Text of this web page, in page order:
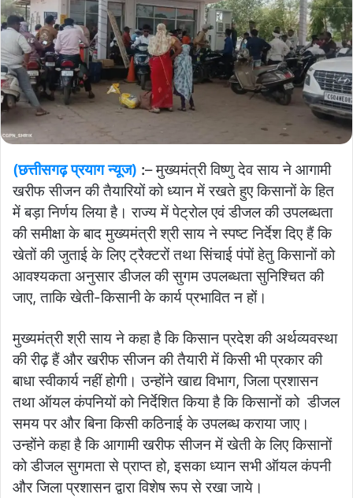
(छत्तीसगढ़ प्रयाग न्यूज) :– मुख्यमंत्री विष्णु देव साय ने आगामी
खरीफ सीजन की तैयारियों को ध्यान में रखते हुए किसानों के हित
में बड़ा निर्णय लिया है। राज्य में पेट्रोल एवं डीजल की उपलब्धता
की समीक्षा के बाद मुख्यमंत्री श्री साय ने स्पष्ट निर्देश दिए हैं कि
खेतों की जुताई के लिए ट्रैक्टरों तथा सिंचाई पंपों हेतु किसानों को
आवश्यकता अनुसार डीजल की सुगम उपलब्धता सुनिश्चित की
जाए, ताकि खेती-किसानी के कार्य प्रभावित न हों।
मुख्यमंत्री श्री साय ने कहा है कि किसान प्रदेश की अर्थव्यवस्था
की रीढ़ हैं और खरीफ सीजन की तैयारी में किसी भी प्रकार की
बाधा स्वीकार्य नहीं होगी। उन्होंने खाद्य विभाग, जिला प्रशासन
तथा ऑयल कंपनियों को निर्देशित किया है कि किसानों को डीजल
समय पर और बिना किसी कठिनाई के उपलब्ध कराया जाए।
उन्होंने कहा है कि आगामी खरीफ सीजन में खेती के लिए किसानों
को डीजल सुगमता से प्राप्त हो, इसका ध्यान सभी ऑयल कंपनी
और जिला प्रशासन द्वारा विशेष रूप से रखा जाये।